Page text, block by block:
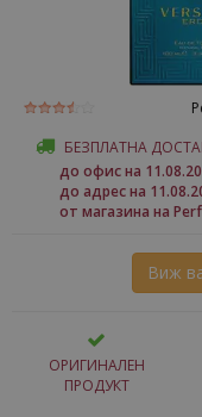
БЕЗПЛАТНА
до офис на
до адрес на
от магазина на
Виж
ОРИГИНАЛЕН
ПРОДУКТ